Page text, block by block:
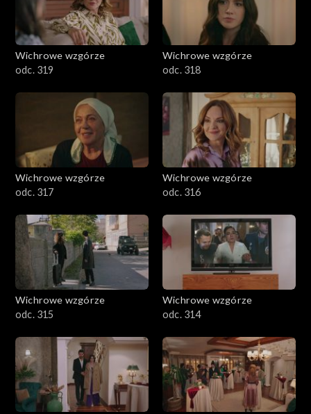
Wichrowe wzgórze
odc. 319
Wichrowe wzgórze
odc. 318
Wichrowe wzgórze
odc. 317
Wichrowe wzgórze
odc. 316
Wichrowe wzgórze
odc. 315
Wichrowe wzgórze
odc. 314